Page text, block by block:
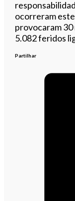
ocorreram
provocaram
5.082 feridos
Partilhar